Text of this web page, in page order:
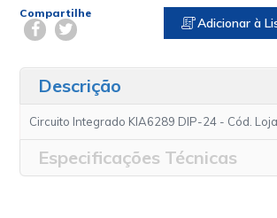
Compartilhe
Adicionar à
Descrição
Circuito Integrado KIA6289 DIP-24 - Cód.
Especificações Técnicas